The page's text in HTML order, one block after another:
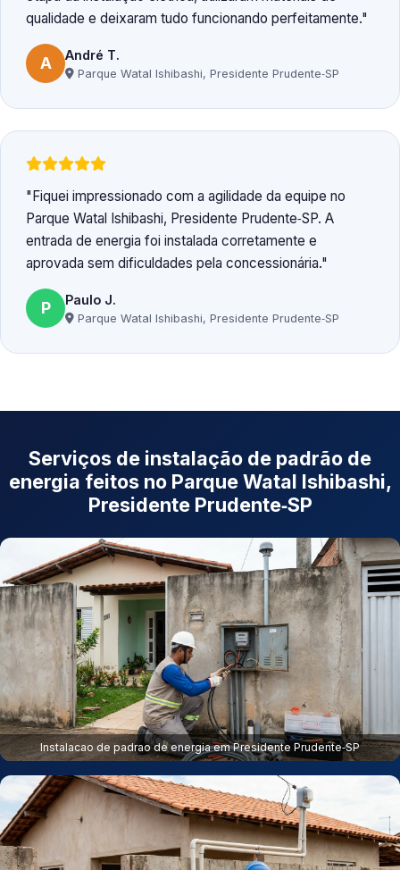
qualidade e deixaram tudo funcionando perfeitamente.
A André T.
Parque Watal Ishibashi, Presidente Prudente‑SP
Fiquei impressionado com a agilidade da equipe no
Parque Watal Ishibashi, Presidente Prudente‑SP. A
entrada de energia foi instalada corretamente e
aprovada sem dificuldades pela concessionária.
P Paulo J.
Parque Watal Ishibashi, Presidente Prudente‑SP
Serviços de instalação de padrão de
energia feitos no Parque Watal Ishibashi,
Presidente Prudente‑SP
Instalacao de padrao de energia em Presidente Prudente‑SP